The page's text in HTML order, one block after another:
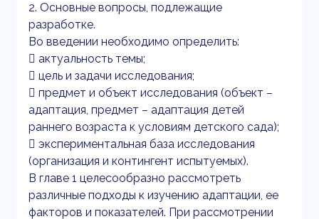
2. Основные вопросы, подлежащие
разработке.
Во введении необходимо определить:
 актуальность темы;
 цель и задачи исследования;
 предмет и объект исследования (объект –
адаптация, предмет – адаптация детей
раннего возраста к условиям детского сада);
 экспериментальная база исследования
(организация и контингент испытуемых).
В главе 1 целесообразно рассмотреть
различные подходы к изучению адаптации, ее
факторов и показателей. При рассмотрении